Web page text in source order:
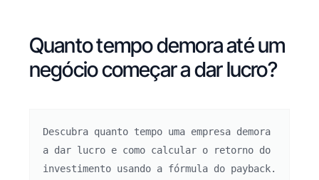
Quanto tempo demora até um
negócio começar a dar lucro?
Descubra quanto tempo uma empresa demora
a dar lucro e como calcular o retorno do
investimento usando a fórmula do payback.